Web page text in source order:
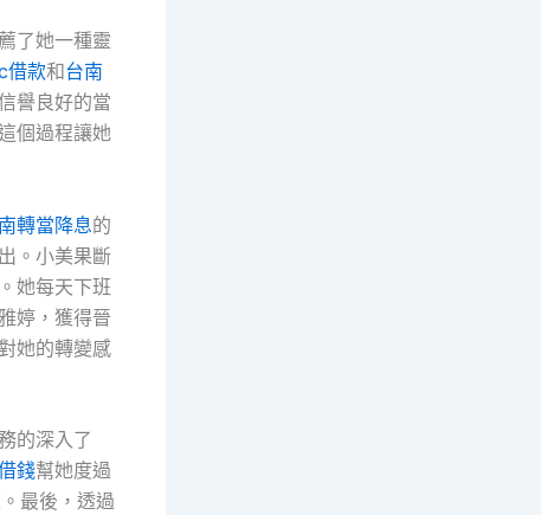
了她一種靈
借款和台南
譽良好的當
個過程讓她
轉當降息的
。小美果斷
她每天下班
婷，獲得晉
她的轉變感
的深入了
錢幫她度過
最後，透過